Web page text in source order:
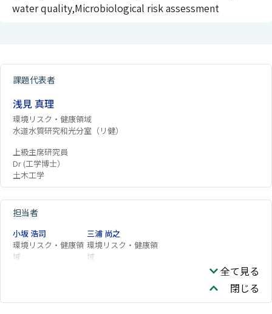
water quality,Microbiological risk assessment
課題代表者
浅見 真理
環境リスク・健康領域
水道水質研究和光分室（リ健）
上級主席研究員
Dr (工学博士）
土木工学
担当者
小坂 浩司
環境リスク・健康領
域
三浦 尚之
環境リスク・健康領
域
全て見る
閉じる